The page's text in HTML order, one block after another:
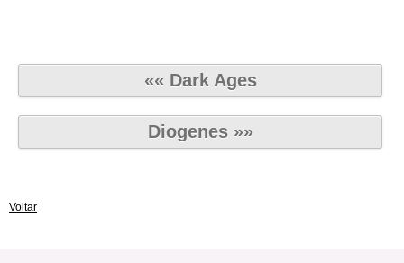
«« Dark Ages
Diogenes »»
Voltar